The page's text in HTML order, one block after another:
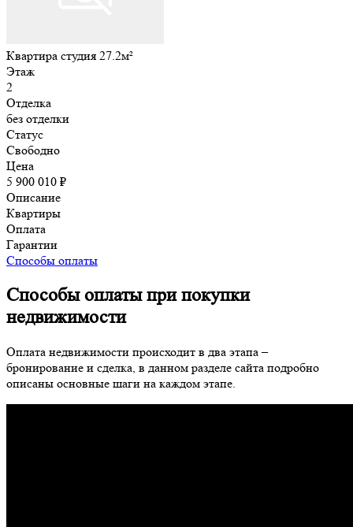
Квартира студия 27.2м²
Этаж
2
Отделка
без отделки
Статус
Свободно
Цена
5 900 010 ₽
Описание
Квартиры
Оплата
Гарантии
Способы оплаты
Способы оплаты при покупки
недвижимости
Оплата недвижимости происходит в два этапа –
бронирование и сделка, в данном разделе сайта подробно
описаны основные шаги на каждом этапе.